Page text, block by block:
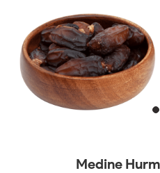
Medine